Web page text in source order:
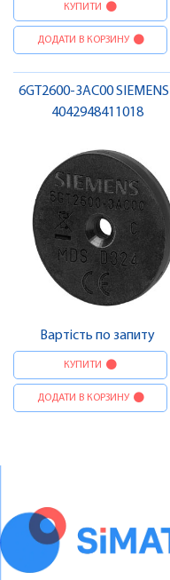
КУПИТИ
ДОДАТИ В КОРЗИНУ
6GT2600-3AC00 SIEMENS |
4042948411018
Вартість по запиту
КУПИТИ
ДОДАТИ В КОРЗИНУ